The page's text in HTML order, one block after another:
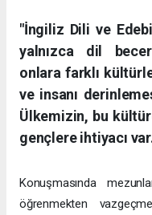
"İngiliz Dili ve
yalnızca dil
onlara farklı
ve insanı
Ülkemizin, bu
gençlere ihtiyacı
Konuşmasında
öğrenmekten